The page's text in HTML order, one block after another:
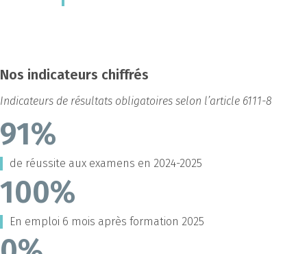
Nos indicateurs chiffrés
Indicateurs de résultats obligatoires selon l’article 6111-8
91%
de réussite aux examens en 2024-2025
100%
En emploi 6 mois après formation 2025